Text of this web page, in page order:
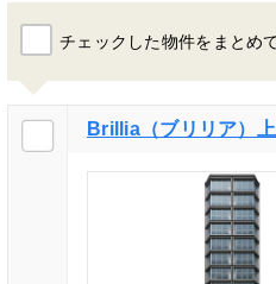
チェックした物件をまとめ
Brillia（ブリリア）